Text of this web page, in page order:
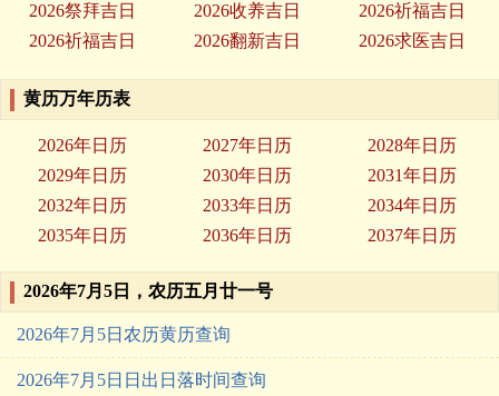
2026祭拜吉日
2026收养吉日
2026祈福吉日
2026祈福吉日
2026翻新吉日 2026求医吉日
黄历万年历表
2026年日历 2027年日历
2028年日历
2029年日历
2030年日历
2031年日历
2032年日历
2033年日历
2034年日历
2035年日历
2036年日历 2037年日历
2026年7月5日，农历五月廿一号
2026年7月5日农历黄历查询
2026年7月5日日出日落时间查询